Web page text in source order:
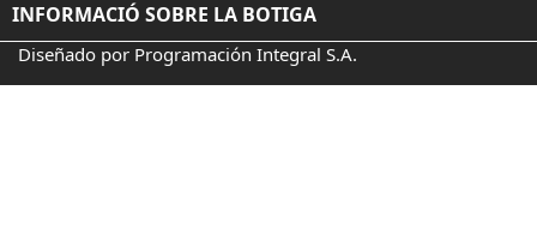
INFORMACIÓ SOBRE LA BOTIGA
Diseñado por Programación Integral S.A.